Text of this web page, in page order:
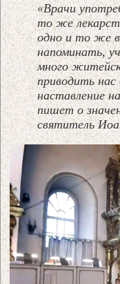
«Врачи
то же
одно и то же
напоминать,
много
приводить нас
наставление
пишет о
святитель